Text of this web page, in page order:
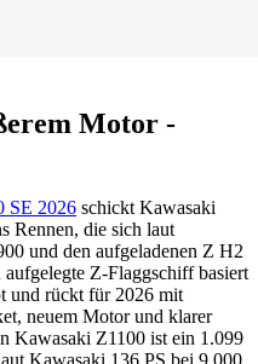
Motor -
SE 2026 schickt Kawasaki
Rennen, die sich laut
und den aufgeladenen Z H2
Z-Flaggschiff basiert
und rückt für 2026 mit
neuem Motor und klarer
Kawasaki Z1100 ist ein 1.099
Kawasaki 136 PS bei 9.000